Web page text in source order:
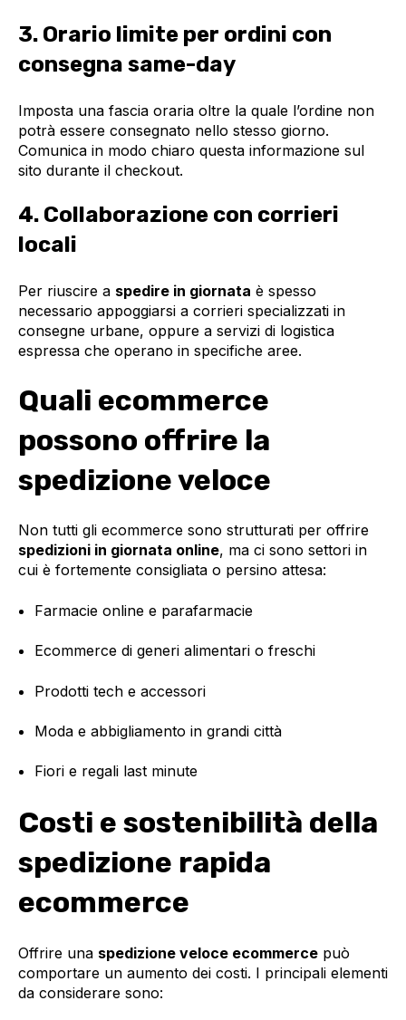
3. Orario limite per ordini con
consegna same-day
Imposta una fascia oraria oltre la quale l’ordine non
potrà essere consegnato nello stesso giorno.
Comunica in modo chiaro questa informazione sul
sito durante il checkout.
4. Collaborazione con corrieri
locali
Per riuscire a spedire in giornata è spesso
necessario appoggiarsi a corrieri specializzati in
consegne urbane, oppure a servizi di logistica
espressa che operano in specifiche aree.
Quali ecommerce
possono offrire la
spedizione veloce
Non tutti gli ecommerce sono strutturati per offrire
spedizioni in giornata online, ma ci sono settori in
cui è fortemente consigliata o persino attesa:
Farmacie online e parafarmacie
Ecommerce di generi alimentari o freschi
Prodotti tech e accessori
Moda e abbigliamento in grandi città
Fiori e regali last minute
Costi e sostenibilità della
spedizione rapida
ecommerce
Offrire una spedizione veloce ecommerce può
comportare un aumento dei costi. I principali elementi
da considerare sono: